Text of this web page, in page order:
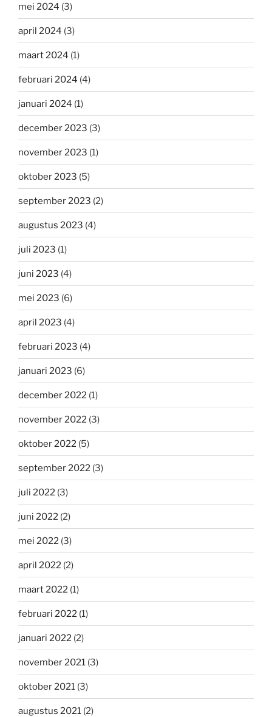
mei 2024 (3)
april 2024 (3)
maart 2024 (1)
februari 2024 (4)
januari 2024 (1)
december 2023 (3)
november 2023 (1)
oktober 2023 (5)
september 2023 (2)
augustus 2023 (4)
juli 2023 (1)
juni 2023 (4)
mei 2023 (6)
april 2023 (4)
februari 2023 (4)
januari 2023 (6)
december 2022 (1)
november 2022 (3)
oktober 2022 (5)
september 2022 (3)
juli 2022 (3)
juni 2022 (2)
mei 2022 (3)
april 2022 (2)
maart 2022 (1)
februari 2022 (1)
januari 2022 (2)
november 2021 (3)
oktober 2021 (3)
augustus 2021 (2)